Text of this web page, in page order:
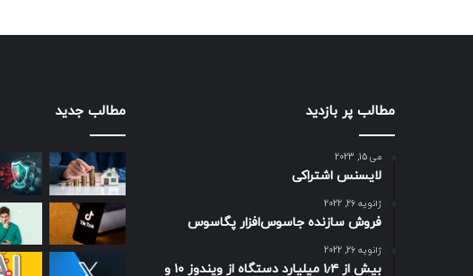
مطالب پر بازدید
می 15, 2023
لایسنس اشتراکی
ژانویه 26, 2022
فروش سازنده جاسوس‌افزار پگاسوس
ژانویه 26, 2022
بیش از ۱٫۴ میلیارد دستگاه از ویندوز ۱۰ و
مطالب جدید